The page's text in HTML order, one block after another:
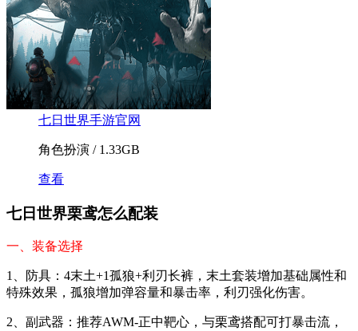
七日世界手游官网
角色扮演 / 1.33GB
查看
七日世界栗鸢怎么配装
一、装备选择
1、防具：4末土+1孤狼+利刃长裤，末土套装增加基础属性和
特殊效果，孤狼增加弹容量和暴击率，利刃强化伤害。
2、副武器：推荐AWM-正中靶心，与栗鸢搭配可打暴击流，